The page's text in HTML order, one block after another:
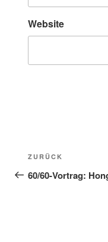
Website
Vorheriger
Beitrag
ZURÜCK
60/60-Vortrag: